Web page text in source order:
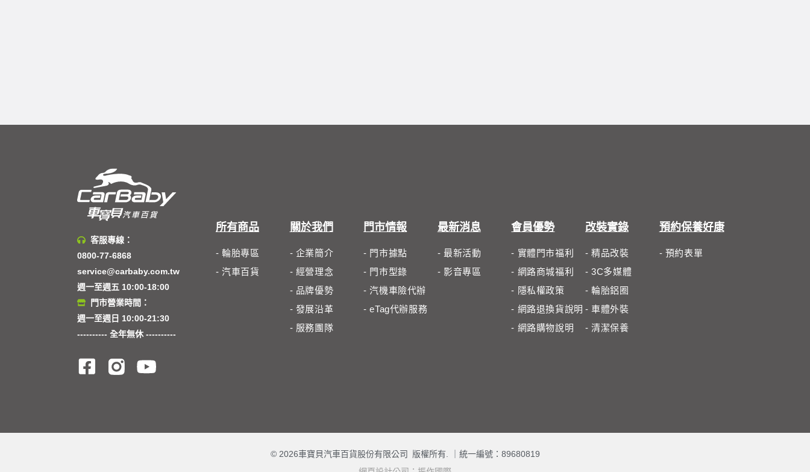
客服專線：
0800-77-6868
service@carbaby.com.tw
週一至週五 10:00-18:00
門市營業時間：
週一至週日 10:00-21:30
---------- 全年無休 ----------
所有商品
- 輪胎專區
- 汽車百貨
關於我們
- 企業簡介
- 經營理念
- 品牌優勢
- 發展沿革
- 服務團隊
門市情報
- 門市據點
- 門市型錄
- 汽機車險代辦
- eTag代辦服務
最新消息
- 最新活動
- 影音專區
會員優勢
- 實體門市福利
- 網路商城福利
- 隱私權政策
- 網路退換貨說明
- 網路購物說明
改裝實錄
- 精品改裝
- 3C多媒體
- 輪胎鋁圈
- 車體外裝
- 清潔保養
預約保養好康
- 預約表單
© 2026車寶貝汽車百貨股份有限公司 版權所有. ｜ 統一編號：89680819